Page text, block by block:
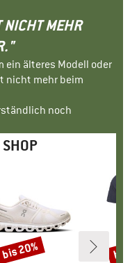
NICHT MEHR
ein älteres Modell oder
nicht mehr beim
noch
bis 20%